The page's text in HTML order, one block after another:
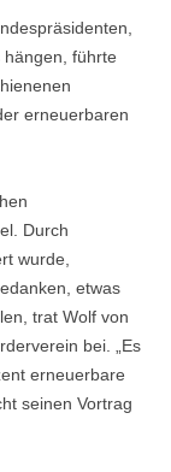
führte
erneuerbaren
Durch
wurde,
etwas
trat Wolf von
bei. „Es
erneuerbare
seinen Vortrag